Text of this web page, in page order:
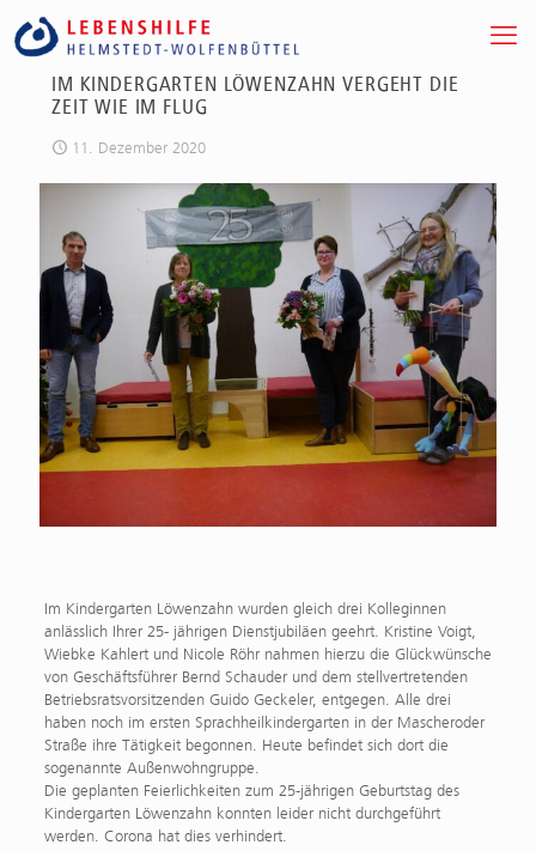
IM KINDERGARTEN LÖWENZAHN VERGEHT DIE
ZEIT WIE IM FLUG
11. Dezember 2020
Im Kindergarten Löwenzahn wurden gleich drei Kolleginnen
anlässlich Ihrer 25- jährigen Dienstjubiläen geehrt. Kristine Voigt,
Wiebke Kahlert und Nicole Röhr nahmen hierzu die Glückwünsche
von Geschäftsführer Bernd Schauder und dem stellvertretenden
Betriebsratsvorsitzenden Guido Geckeler, entgegen. Alle drei
haben noch im ersten Sprachheilkindergarten in der Mascheroder
Straße ihre Tätigkeit begonnen. Heute befindet sich dort die
sogenannte Außenwohngruppe.
Die geplanten Feierlichkeiten zum 25-jährigen Geburtstag des
Kindergarten Löwenzahn konnten leider nicht durchgeführt
werden. Corona hat dies verhindert.